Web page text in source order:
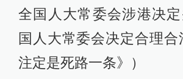
全国人大常委会涉港决
国人大常委会决定合理合
注定是死路一条》）